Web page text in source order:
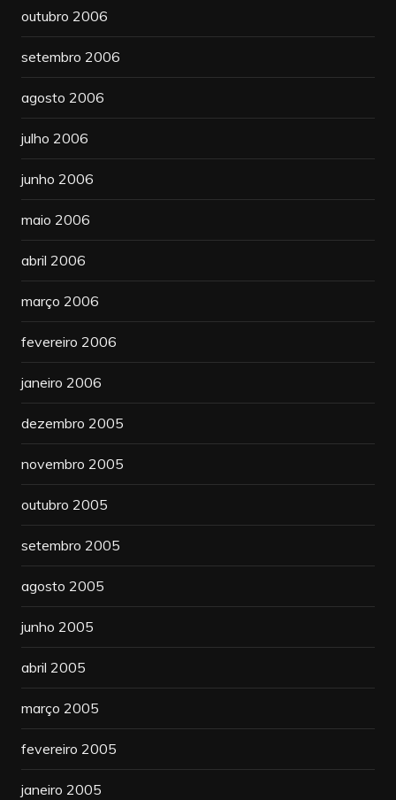
outubro 2006
setembro 2006
agosto 2006
julho 2006
junho 2006
maio 2006
abril 2006
março 2006
fevereiro 2006
janeiro 2006
dezembro 2005
novembro 2005
outubro 2005
setembro 2005
agosto 2005
junho 2005
abril 2005
março 2005
fevereiro 2005
janeiro 2005